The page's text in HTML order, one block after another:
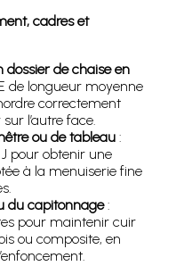
cadres et
dossier de chaise en
de longueur moyenne
correctement
l’autre face.
ou de tableau :
pour obtenir une
à la menuiserie fine
du capitonnage:
pour maintenir cuir
ou composite, en